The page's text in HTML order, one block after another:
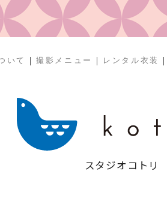
いて | 撮影メニュー | レンタル衣装 |
スタジオコトリ